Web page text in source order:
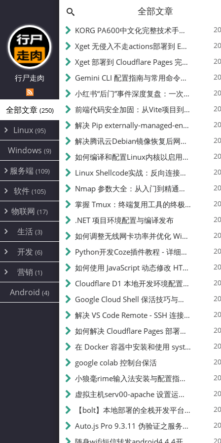
行尸走肉
全部文章 (250)
Linux (95)
Alpine
CentOS(17)
Debian(24)
ProxmoxVE
Ubuntu(7)
Windows (9)
服务端 (109)
环境配置
DD重装(3)
加速优化(34)
面板(12)
容器
游戏 (7)
饥荒(7)
云服务商(4)
WEB源码(6)
建站(5)
软件 (105)
安全(12)
办公(4)
图片 (2)
文件
系统 (35)
AI(10)
物联网 (17)
路由器
随身wifi(1)
mobile(14)
刷机
magisk
生活 (3)
线报
sim卡(1)
开发 (6)
编译
JavaScript(2)
python(2)
营销 (1)
公关(1)
SEO(1)
Android (4)
全部文章
KORG PA600中文化完整技术手册 - 从逆向到实现的全流程指南
Xget 无侵入不走actions部署到 EdgeOne Pages 指南
Xget 部署到 Cloudflare Pages 完整指南 - 无需修改源码的构建配置
Gemini CLI 配置指南与常用命令中文翻译 | API Key、MCP、代理设置
小红书“后门”事件深度复盘：一次沉默危机下的品牌、技术与流程三重考验
前端代码安全加固：从Vite项目到纯静态页面的深度混淆技术备忘
解决 Pip externally-managed-environment 错误：临时与永久绕过方案
解决腾讯云Debian镜像恢复后网络不通问题
如何编译和配置Linux内核以启用BBR2 | 内核编译教程
Linux Shellcode实战：反向连接、持久化、免杀技术详解（MSF,Cobalt Strike）- 从原理到C加载器实现
Nmap 参数大全：从入门到精通，掌握网络扫描的核心技巧
掌握 Tmux：终端复用工具的终极指南
.NET 项目环境配置与编译发布
如何调整无线网卡功率并优化 Wifite 的功率设置
Python开发Coze插件教程 - 详细步骤与注意事项
如何使用 JavaScript 动态修改 HTML 中的权限文本 | 前端开发教程
Cloudflare D1 本地开发环境配置指南 | CF Pages Local Development Guide
Google Cloud Shell 保活技巧与配额时间查看方法
解决 VS Code Remote - SSH 连接失败问题：从权限问题到成功启动
如何解决 Cloudflare Pages 部署中的 API Token 权限问题
在 Docker 容器中安装和使用 systemctl 的完整指南
google colab 控制台保活
小狼毫rime输入法安装与配置指南：从基础到高级自定义
虚拟主机serv00-apache 设置运行目录
【bolt】本地部署的全栈开发平台，支持本地及众多API，本地一键生成应用，部署教程
Auto.js Pro 9.3.11 伪验证之服务器接口 Nginx 版
📝
250
篇文章
✍️
231k
总字数
👥